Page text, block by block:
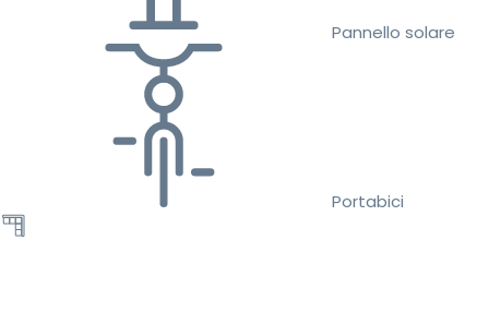
Pannello solare
Portabici